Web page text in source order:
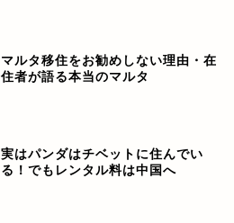
マルタ移住をお勧めしない理由・在
住者が語る本当のマルタ
実はパンダはチベットに住んでい
る！でもレンタル料は中国へ